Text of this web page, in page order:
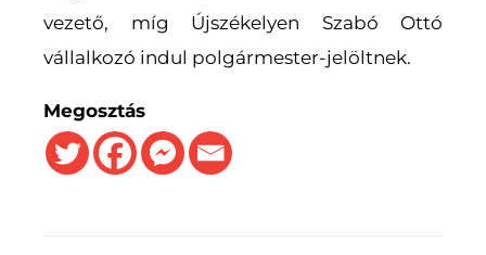
vezető, míg Újszékelyen Szabó Ottó
vállalkozó indul polgármester-jelöltnek.
Megosztás